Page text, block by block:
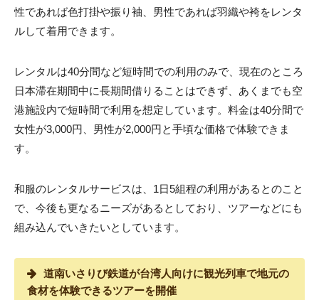
性であれば色打掛や振り袖、男性であれば羽織や袴をレンタ
ルして着用できます。
レンタルは40分間など短時間での利用のみで、現在のところ
日本滞在期間中に長期間借りることはできず、あくまでも空
港施設内で短時間で利用を想定しています。料金は40分間で
女性が3,000円、男性が2,000円と手頃な価格で体験できま
す。
和服のレンタルサービスは、1日5組程の利用があるとのこと
で、今後も更なるニーズがあるとしており、ツアーなどにも
組み込んでいきたいとしています。
道南いさりび鉄道が台湾人向けに観光列車で地元の
食材を体験できるツアーを開催